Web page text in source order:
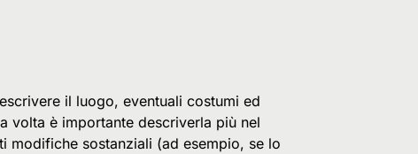
il luogo, eventuali costumi ed
volta è importante descriverla più nel
modifiche sostanziali (ad esempio, se lo